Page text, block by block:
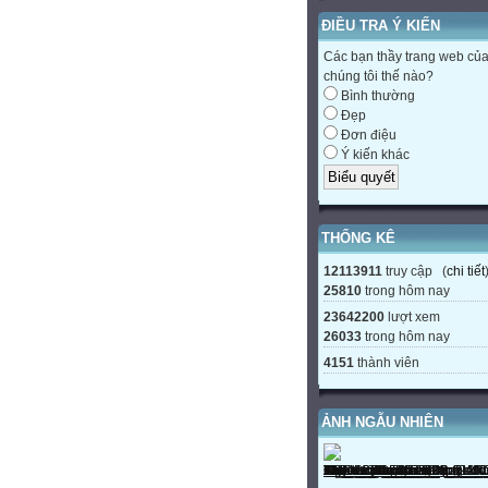
ĐIỀU TRA Ý KIẾN
Các bạn thầy trang web của
chúng tôi thế nào?
Bình thường
Đẹp
Đơn điệu
Ý kiến khác
THỐNG KÊ
12113911 truy cập (chi tiết)
25810 trong hôm nay
23642200 lượt xem
26033 trong hôm nay
4151 thành viên
ẢNH NGẪU NHIÊN